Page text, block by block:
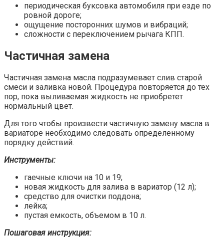
периодическая буксовка автомобиля при езде по
ровной дороге;
ощущение посторонних шумов и вибраций;
сложности с переключением рычага КПП.
Частичная замена
Частичная замена масла подразумевает слив старой
смеси и заливка новой. Процедура повторяется до тех
пор, пока выливаемая жидкость не приобретет
нормальный цвет.
Для того чтобы произвести частичную замену масла в
вариаторе необходимо следовать определенному
порядку действий.
Инструменты:
гаечные ключи на 10 и 19;
новая жидкость для залива в вариатор (12 л);
средство для очистки поддона;
лейка;
пустая емкость, объемом в 10 л.
Пошаговая инструкция: